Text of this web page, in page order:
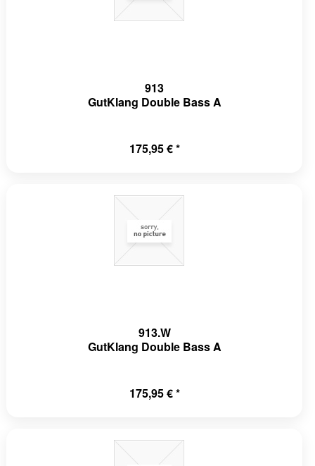
913
GutKlang Double Bass A
175,95 € *
913.W
GutKlang Double Bass A
175,95 € *